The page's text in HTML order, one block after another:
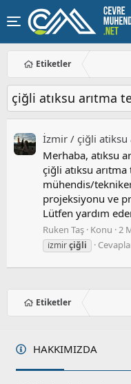
Etiketler
çiğli atıksu arıtma
İzmi̇r / çi̇ğli̇ atiksu
Merhaba, atıksu
çiğli atıksu
mühendis/
projeksiyonu ve
Lütfen yardım
Ruken Taş Konu 2
i̇zmirçiğli
Etiketler
HAKKIMIZDA